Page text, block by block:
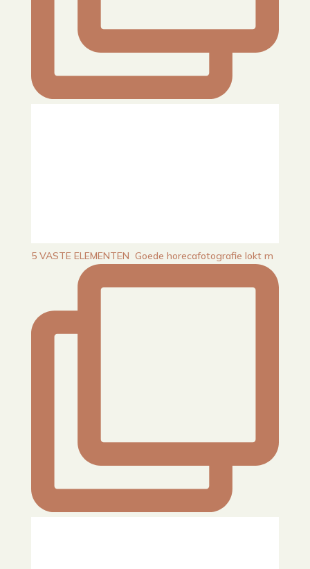
5 VASTE ELEMENTEN⁠ ⁠ Goede horecafotografie lokt m